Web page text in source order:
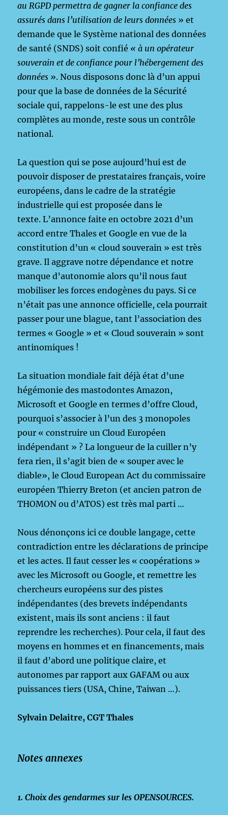
au RGPD permettra de gagner la confiance des
assurés dans l’utilisation de leurs données » et
demande que le Système national des données
de santé (SNDS) soit confié « à un opérateur
souverain et de confiance pour l’hébergement des
données ». Nous disposons donc là d’un appui
pour que la base de données de la Sécurité
sociale qui, rappelons-le est une des plus
complètes au monde, reste sous un contrôle
national.
La question qui se pose aujourd’hui est de
pouvoir disposer de prestataires français, voire
européens, dans le cadre de la stratégie
industrielle qui est proposée dans le
texte. L’annonce faite en octobre 2021 d’un
accord entre Thales et Google en vue de la
constitution d’un « cloud souverain » est très
grave. Il aggrave notre dépendance et notre
manque d’autonomie alors qu’il nous faut
mobiliser les forces endogènes du pays. Si ce
n’était pas une annonce officielle, cela pourrait
passer pour une blague, tant l’association des
termes « Google » et « Cloud souverain » sont
antinomiques !
La situation mondiale fait déjà état d’une
hégémonie des mastodontes Amazon,
Microsoft et Google en termes d’offre Cloud,
pourquoi s’associer à l’un des 3 monopoles
pour « construire un Cloud Européen
indépendant » ? La longueur de la cuiller n’y
fera rien, il s’agit bien de « souper avec le
diable», le Cloud European Act du commissaire
européen Thierry Breton (et ancien patron de
THOMON ou d’ATOS) est très mal parti …
Nous dénonçons ici ce double langage, cette
contradiction entre les déclarations de principe
et les actes. Il faut cesser les « coopérations »
avec les Microsoft ou Google, et remettre les
chercheurs européens sur des pistes
indépendantes (des brevets indépendants
existent, mais ils sont anciens : il faut
reprendre les recherches). Pour cela, il faut des
moyens en hommes et en financements, mais
il faut d’abord une politique claire, et
autonomes par rapport aux GAFAM ou aux
puissances tiers (USA, Chine, Taiwan …).
Sylvain Delaitre, CGT Thales
Notes annexes
1. Choix des gendarmes sur les OPENSOURCES.